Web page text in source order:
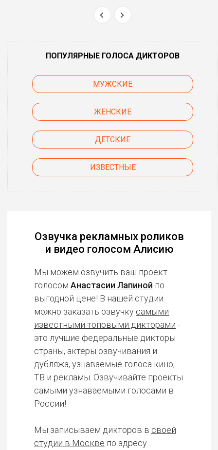
ПОПУЛЯРНЫЕ ГОЛОСА ДИКТОРОВ
МУЖСКИЕ
ЖЕНСКИЕ
ДЕТСКИЕ
ИЗВЕСТНЫЕ
Озвучка рекламных роликов
и видео голосом Алисию
Мы можем озвучить ваш проект
голосом Анастасии Лапиной по
выгодной цене! В нашей студии
можно заказать озвучку самыми
известными топовыми дикторами -
это лучшие федеральные дикторы
страны, актеры озвучивания и
дубляжа, узнаваемые голоса кино,
ТВ и рекламы. Озвучивайте проекты
самыми узнаваемыми голосами в
России!
Мы записываем дикторов в своей
студии в Москве по адресу